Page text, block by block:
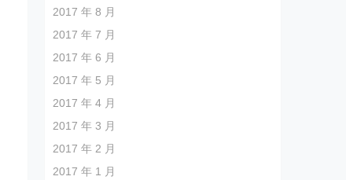
2017 年 8 月
2017 年 7 月
2017 年 6 月
2017 年 5 月
2017 年 4 月
2017 年 3 月
2017 年 2 月
2017 年 1 月